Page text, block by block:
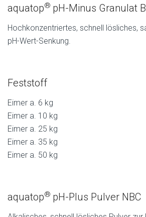
aquatop® pH-Minus Granulat
Hochkonzentriertes, schnell lösliches,
pH-Wert-Senkung.
Feststoff
Eimer a. 6 kg
Eimer a. 10 kg
Eimer a. 25 kg
Eimer a. 35 kg
Eimer a. 50 kg
aquatop® pH-Plus Pulver NBC